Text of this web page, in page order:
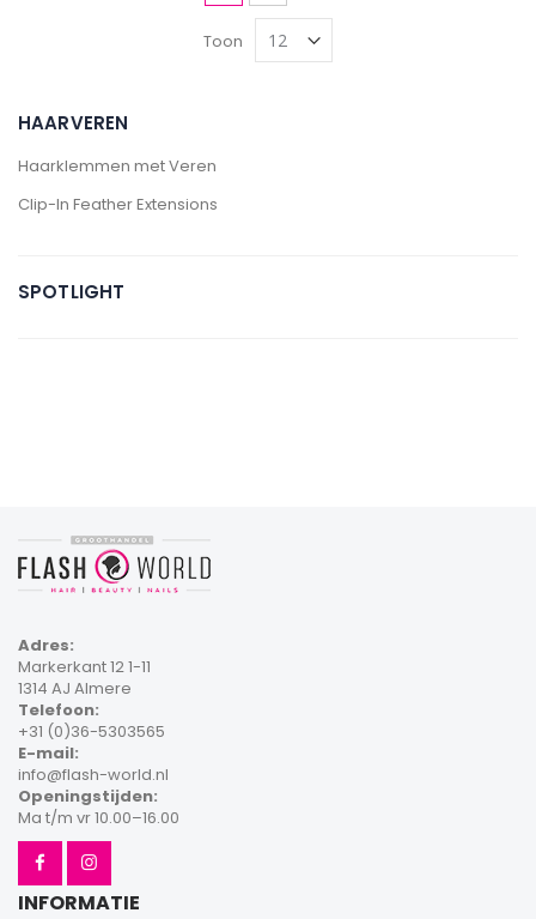
Toon
HAARVEREN
Haarklemmen met Veren
Clip-In Feather Extensions
SPOTLIGHT
Adres:
Markerkant 12 1-11
1314 AJ Almere
Telefoon:
+31 (0)36-5303565
E-mail:
info@flash-world.nl
Openingstijden:
Ma t/m vr 10.00–16.00
INFORMATIE